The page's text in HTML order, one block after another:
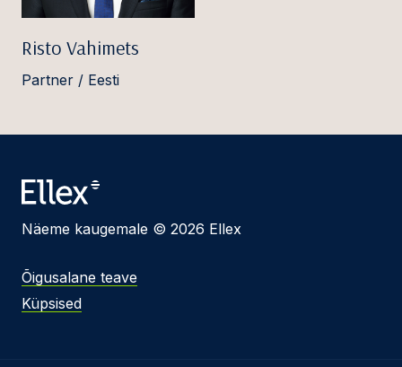
Risto Vahimets
Partner / Eesti
Näeme kaugemale © 2026 Ellex
Õigusalane teave
Küpsised